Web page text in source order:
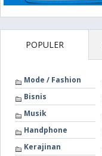
POPULER
Mode / Fashion
Bisnis
Musik
Handphone
Kerajinan